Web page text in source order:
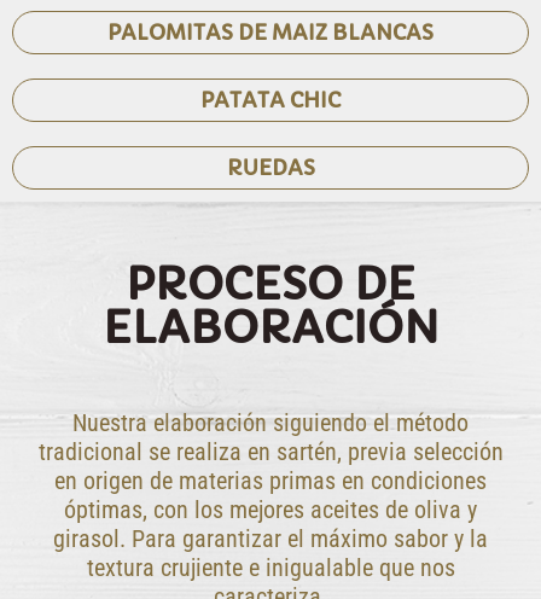
PALOMITAS DE MAIZ BLANCAS
PATATA CHIC
RUEDAS
PROCESO DE
ELABORACIÓN
Nuestra elaboración siguiendo el método
tradicional se realiza en sartén, previa selección
en origen de materias primas en condiciones
óptimas, con los mejores aceites de oliva y
girasol. Para garantizar el máximo sabor y la
textura crujiente e inigualable que nos